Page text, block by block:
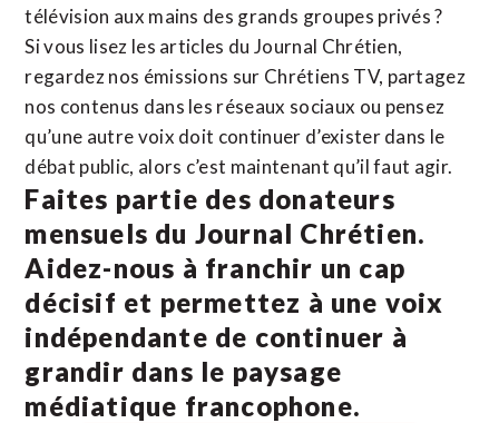
télévision aux mains des grands groupes privés ?
Si vous lisez les articles du Journal Chrétien,
regardez nos émissions sur Chrétiens TV, partagez
nos contenus dans les réseaux sociaux ou pensez
qu’une autre voix doit continuer d’exister dans le
débat public, alors c’est maintenant qu’il faut agir.
Faites partie des donateurs
mensuels du Journal Chrétien.
Aidez-nous à franchir un cap
décisif et permettez à une voix
indépendante de continuer à
grandir dans le paysage
médiatique francophone.